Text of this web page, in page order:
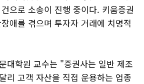
으로 소송이 진행 중이다. 키움증권
애를 겪으며 투자자 거래에 치명적
대학원 교수는 "증권사는 일반 제조
리 고객 자산을 직접 운용하는 업종